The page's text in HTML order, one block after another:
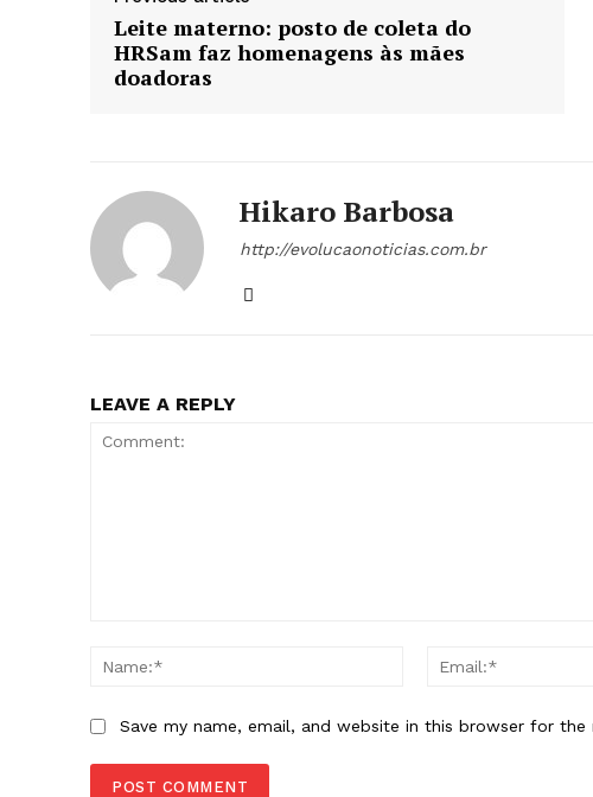
Leite materno: posto de coleta do
HRSam faz homenagens às mães
doadoras
Hikaro Barbosa
http://evolucaonoticias.com.br
LEAVE A REPLY
Name:*
Save my name, email, and website in this browser for